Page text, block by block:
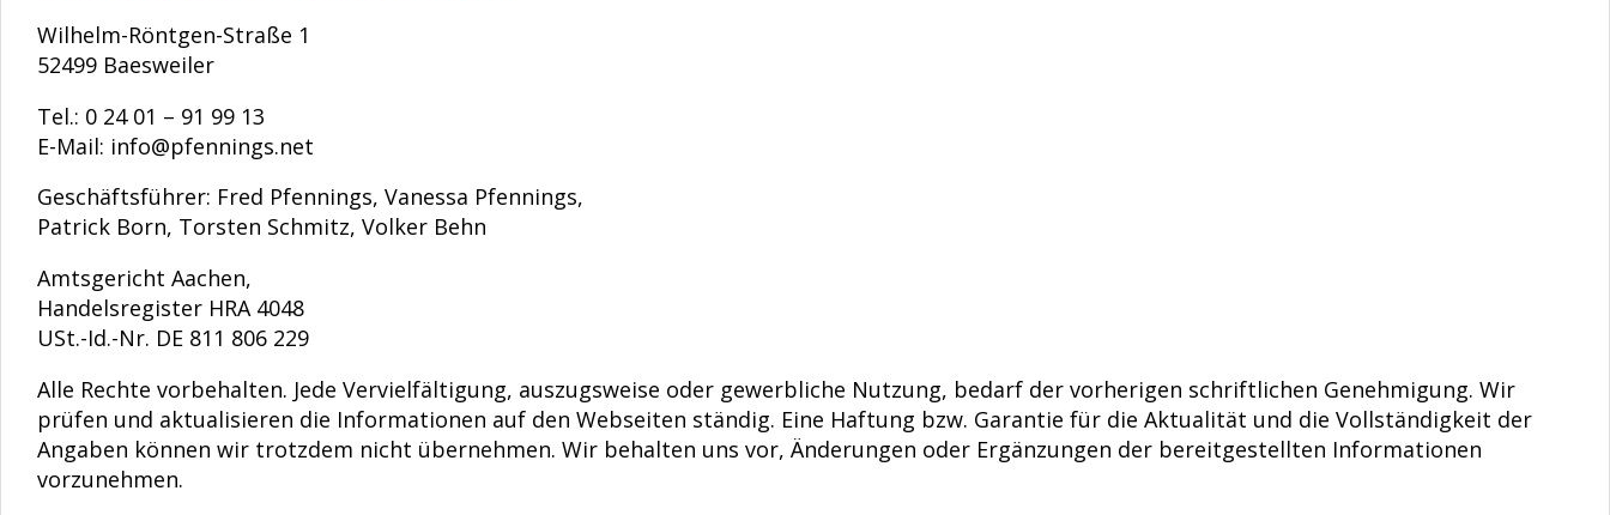
Wilhelm-Röntgen-Straße 1
52499 Baesweiler
Tel.: 0 24 01 – 91 99 13
E-Mail: info@pfennings.net
Geschäftsführer: Fred Pfennings, Vanessa Pfennings,
Patrick Born, Torsten Schmitz, Volker Behn
Amtsgericht Aachen,
Handelsregister HRA 4048
USt.-Id.-Nr. DE 811 806 229
Alle Rechte vorbehalten. Jede Vervielfältigung, auszugsweise oder gewerbliche Nutzung, bedarf der vorherigen schriftlichen Genehmigung. Wir
prüfen und aktualisieren die Informationen auf den Webseiten ständig. Eine Haftung bzw. Garantie für die Aktualität und die Vollständigkeit der
Angaben können wir trotzdem nicht übernehmen. Wir behalten uns vor, Änderungen oder Ergänzungen der bereitgestellten Informationen
vorzunehmen.